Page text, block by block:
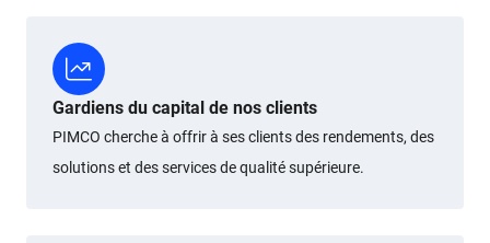
Gardiens du capital de nos clients
PIMCO cherche à offrir à ses clients des rendements, des
solutions et des services de qualité supérieure.